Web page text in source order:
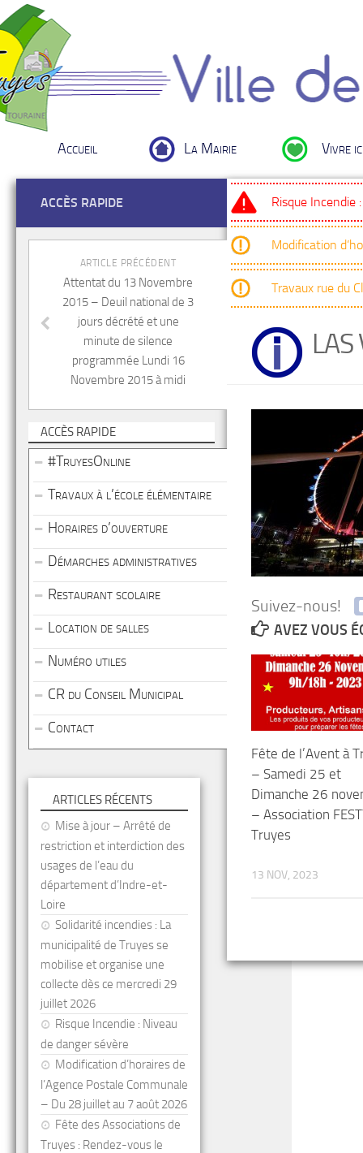
Accueil La Mairie Vivre
Risque Incendie
Modification
Travaux rue du
LAS
Suivez-nous!
AVEZ VOUS
Fête de l’Avent à
– Samedi 25 et
Dimanche 26
– Association
Truyes
13 NOV, 2023
ACCÈS RAPIDE
ARTICLE PRÉCÉDENT
Attentat du 13 Novembre
2015 – Deuil national de 3
jours décrété et une
minute de silence
programmée Lundi 16
Novembre 2015 à midi
ACCÈS RAPIDE
#TruyesOnline
Travaux à l’école élémentaire
Horaires d’ouverture
Démarches administratives
Restaurant scolaire
Location de salles
Numéro utiles
CR du Conseil Municipal
Contact
ARTICLES RÉCENTS
Mise à jour – Arrêté de
restriction et interdiction des
usages de l’eau du
département d’Indre-et-
Loire
Solidarité incendies : La
municipalité de Truyes se
mobilise et organise une
collecte dès ce mercredi 29
juillet 2026
Risque Incendie : Niveau
de danger sévère
Modification d’horaires de
l’Agence Postale Communale
– Du 28 juillet au 7 août 2026
Fête des Associations de
Truyes : Rendez-vous le